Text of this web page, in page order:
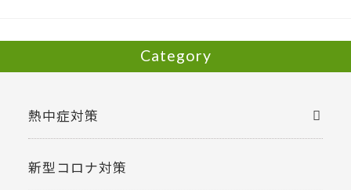
Category
熱中症対策
新型コロナ対策